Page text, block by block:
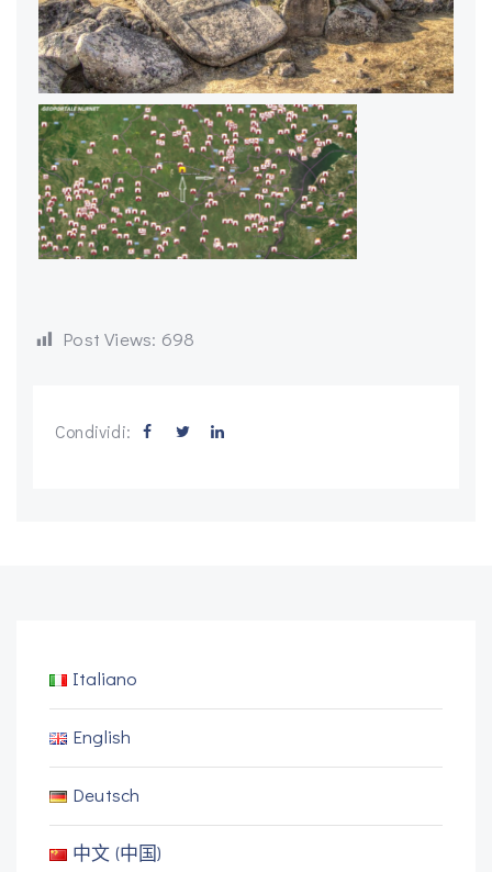
Post Views: 698
Condividi:
Italiano
English
Deutsch
中文 (中国)